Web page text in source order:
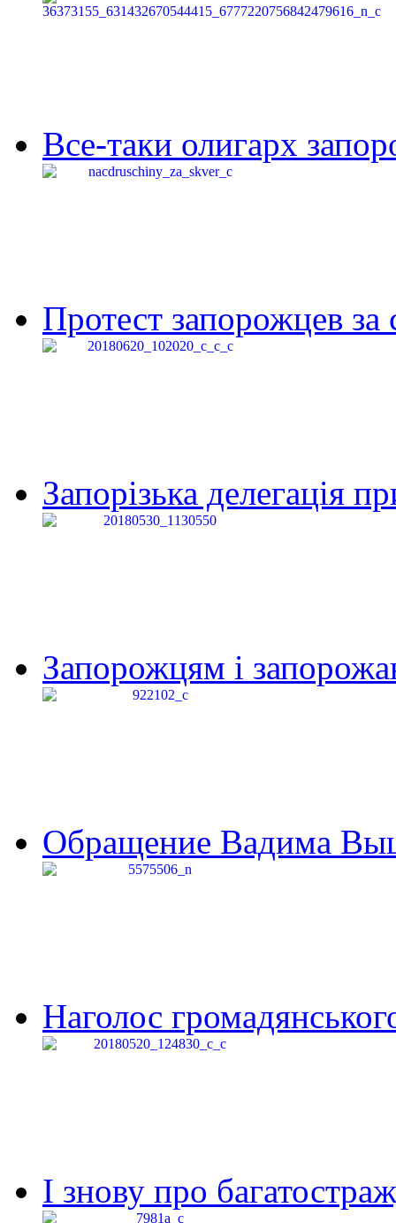
Все-таки олигарх
Протест запорожцев за
Запорізька делегація
Запорожцям і
Обращение Вадима
Наголос
І знову про